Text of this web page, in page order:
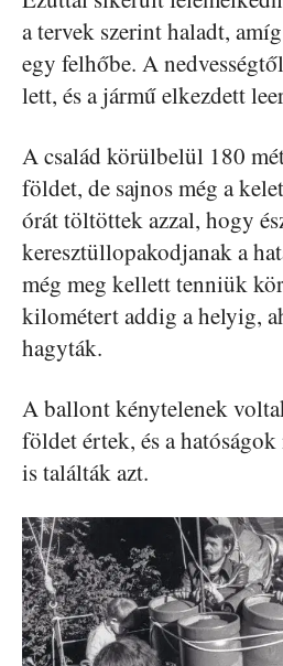
a tervek szerint haladt,
egy felhőbe. A
lett, és a jármű elkezdett
A család körülbelül 180
földet, de sajnos még a
órát töltöttek azzal, hogy
keresztüllopakodjanak a
még meg kellett tenniük
kilométert addig a helyig,
hagyták.
A ballont kénytelenek
földet értek, és a hatóságok
is találták azt.